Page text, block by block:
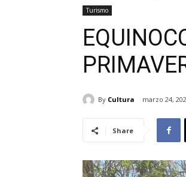
Turismo
By Cultura marzo 24,
Share